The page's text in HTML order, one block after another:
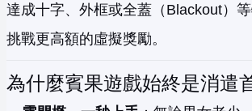
達成十字、外框或全蓋（Blackout）
挑戰更高額的虛擬獎勵。
為什麼賓果遊戲始終是消遣